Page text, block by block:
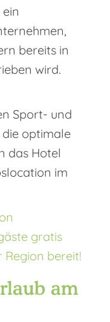
bereits in
wird.
Sport- und
optimale
das Hotel
im
gratis
Region bereit!
am